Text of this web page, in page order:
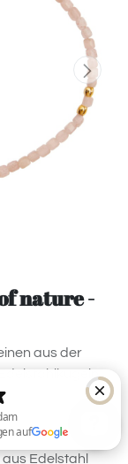
nature -
aus der
Edelstahl